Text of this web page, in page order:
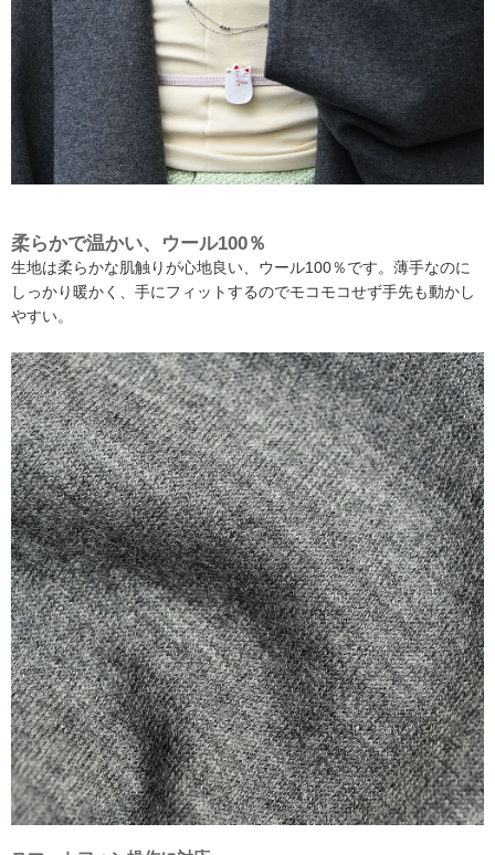
柔らかで温かい、ウール100％
生地は柔らかな肌触りが心地良い、ウール100％です。薄手なのに
しっかり暖かく、手にフィットするのでモコモコせず手先も動かし
やすい。